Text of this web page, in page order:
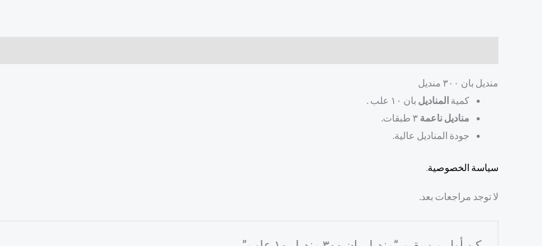
منديل بان ٣٠٠ منديل
كمية المناديل بان ١٠ علب .
مناديل ناعمة
جودة المناديل عالية.
سياسة الخصوصية.
لا توجد مراجعات بعد.